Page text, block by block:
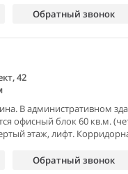
Обратный звонок
42
В административном
офисный блок 60 кв.м.
этаж, лифт.
Обратный звонок